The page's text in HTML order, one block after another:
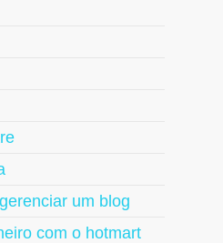
um blog
com o hotmart